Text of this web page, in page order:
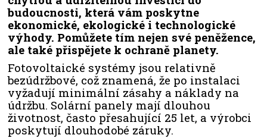
budoucnosti, která vám poskytne
ekonomické, ekologické i technologické
výhody. Pomůžete tím nejen své peněžence,
ale také přispějete k ochraně planety.
Fotovoltaické systémy jsou relativně
bezúdržbové, což znamená, že po instalaci
vyžadují minimální zásahy a náklady na
údržbu. Solární panely mají dlouhou
životnost, často přesahující 25 let, a výrobci
poskytují dlouhodobé záruky.